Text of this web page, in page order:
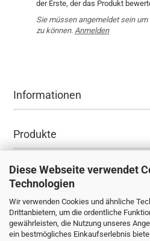
Diese Webseite verwendet
Technologien
Wir verwenden Cookies und ähnliche
Drittanbietern, um die ordentliche
gewährleisten, die Nutzung unseres
ein bestmögliches Einkaufserlebnis
der Erste, der das Produkt
Sie müssen angemeldet sein
zu können. Anmelden
Informationen
Produkte
Ihr Konto
Kontaktdaten